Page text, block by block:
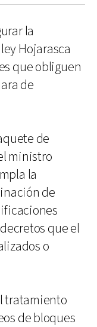
la
Hojarasca
que obliguen
de
de
ministro
la
de
que el
o
tratamiento
de bloques